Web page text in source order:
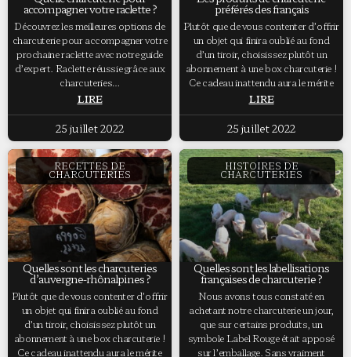
accompagner votre raclette ?
Découvrez les meilleures options de
charcuterie pour accompagner votre
prochaine raclette avec notre guide
d’expert. Raclette réussie grâce aux
charcuteries…
LIRE
25 juillet 2022
préférés des français
Plutôt que de vous contenter d’offrir
un objet qui finira oublié au fond
d’un tiroir, choisissez plutôt un
abonnement à une box charcuterie !
Ce cadeau inattendu aura le mérite
LIRE
25 juillet 2022
RECETTES DE
CHARCUTERIES
Quelles sont les charcuteries
d’auvergne-rhônalpines ?
Plutôt que de vous contenter d’offrir
un objet qui finira oublié au fond
d’un tiroir, choisissez plutôt un
abonnement à une box charcuterie !
Ce cadeau inattendu aura le mérite
HISTOIRES DE
CHARCUTERIES
Quelles sont les labellisations
françaises de charcuterie ?
Nous avons tous constaté en
achetant notre charcuterie un jour,
que sur certains produits, un
symbole Label Rouge était apposé
sur l’emballage. Sans vraiment